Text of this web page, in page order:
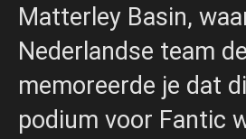
Matterley Basin,
Nederlandse team
memoreerde je dat
podium voor Fantic